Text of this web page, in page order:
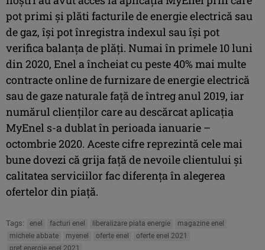
pot primi și plăti facturile de energie electrică sau
de gaz, își pot înregistra indexul sau își pot
verifica balanța de plăți. Numai în primele 10 luni
din 2020, Enel a încheiat cu peste 40% mai multe
contracte online de furnizare de energie electrică
sau de gaze naturale față de întreg anul 2019, iar
numărul clienților care au descărcat aplicația
MyEnel s-a dublat în perioada ianuarie –
octombrie 2020. Aceste cifre reprezintă cele mai
bune dovezi că grija față de nevoile clientului și
calitatea serviciilor fac diferența în alegerea
ofertelor din piață.
Tags: enel facturi enel liberalizare piata energie
magazine enel
michele abbate
myenel oferte enel
oferte enel 2021
pret energie enel 2021